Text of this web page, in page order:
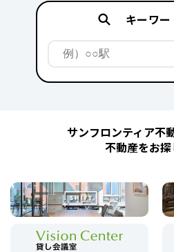
キーワ
サンフロンティア不
不動産をお